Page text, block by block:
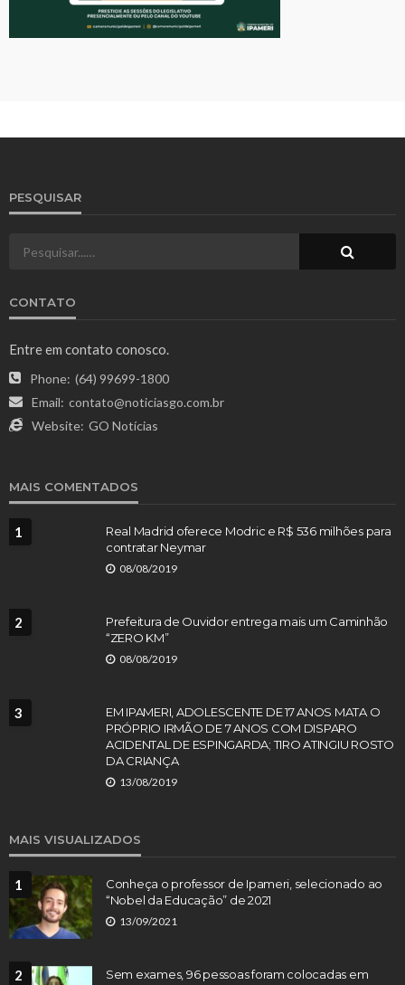
PESQUISAR
CONTATO
Entre em contato conosco.
Phone: (64) 99699-1800
Email: contato@noticiasgo.com.br
Website: GO Notícias
MAIS COMENTADOS
1
Real Madrid oferece Modric e R$ 536 milhões para
contratar Neymar
08/08/2019
2
Prefeitura de Ouvidor entrega mais um Caminhão
“ZERO KM”
08/08/2019
3
EM IPAMERI, ADOLESCENTE DE 17 ANOS MATA O
PRÓPRIO IRMÃO DE 7 ANOS COM DISPARO
ACIDENTAL DE ESPINGARDA; TIRO ATINGIU ROSTO
DA CRIANÇA
13/08/2019
MAIS VISUALIZADOS
1
Conheça o professor de Ipameri, selecionado ao
“Nobel da Educação” de 2021
13/09/2021
2
Sem exames, 96 pessoas foram colocadas em